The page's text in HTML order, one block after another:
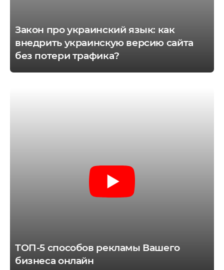
автоматизация
Закон про украинский язык: как
внедрить украинскую версию сайта
без потери трафика?
ТОП-5 способов рекламы Вашего
бизнеса онлайн